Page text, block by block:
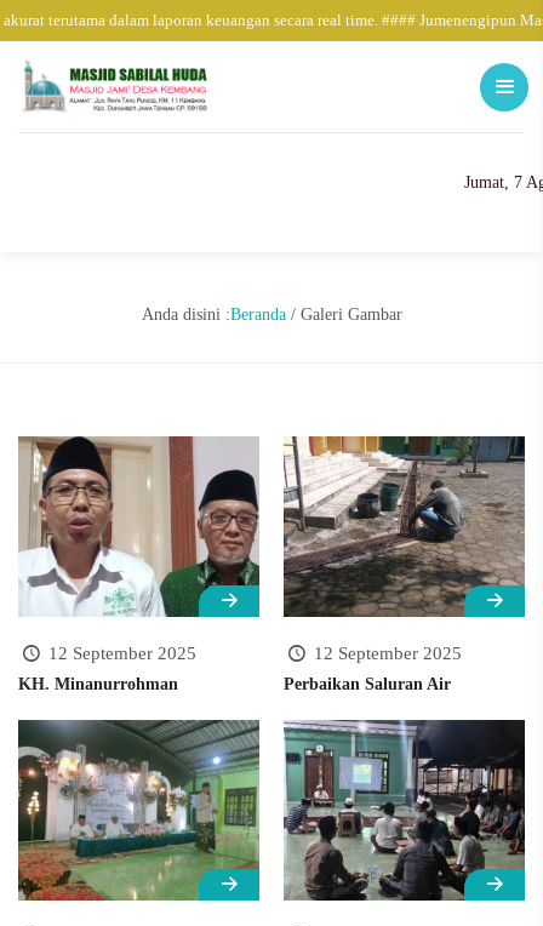
terutama dalam laporan keuangan secara real time. #### Jumenengipun
Jumat, 7
Anda disini :Beranda/ Galeri Gambar
12 September 2025
KH. Minanurrohman
12 September 2025
Perbaikan Saluran Air